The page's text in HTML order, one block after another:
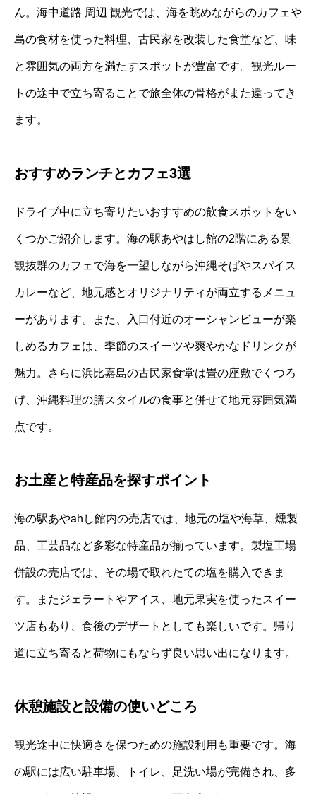
ん。海中道路 周辺 観光では、海を眺めながらのカフェや
島の食材を使った料理、古民家を改装した食堂など、味
と雰囲気の両方を満たすスポットが豊富です。観光ルー
トの途中で立ち寄ることで旅全体の骨格がまた違ってき
ます。
おすすめランチとカフェ3選
ドライブ中に立ち寄りたいおすすめの飲食スポットをい
くつかご紹介します。海の駅あやはし館の2階にある景
観抜群のカフェで海を一望しながら沖縄そばやスパイス
カレーなど、地元感とオリジナリティが両立するメニュ
ーがあります。また、入口付近のオーシャンビューが楽
しめるカフェは、季節のスイーツや爽やかなドリンクが
魅力。さらに浜比嘉島の古民家食堂は畳の座敷でくつろ
げ、沖縄料理の膳スタイルの食事と併せて地元雰囲気満
点です。
お土産と特産品を探すポイント
海の駅あやahし館内の売店では、地元の塩や海草、燻製
品、工芸品など多彩な特産品が揃っています。製塩工場
併設の売店では、その場で取れたての塩を購入できま
す。またジェラートやアイス、地元果実を使ったスイー
ツ店もあり、食後のデザートとしても楽しいです。帰り
道に立ち寄ると荷物にもならず良い思い出になります。
休憩施設と設備の使いどころ
観光途中に快適さを保つための施設利用も重要です。海
の駅には広い駐車場、トイレ、足洗い場が完備され、多